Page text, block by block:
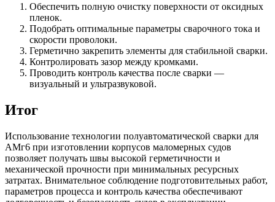
Обеспечить полную очистку поверхности от оксидных
пленок.
Подобрать оптимальные параметры сварочного тока и
скорости проволоки.
Герметично закрепить элементы для стабильной сварки.
Контролировать зазор между кромками.
Проводить контроль качества после сварки —
визуальный и ультразвуковой.
Итог
Использование технологии полуавтоматической сварки для
АМг6 при изготовлении корпусов маломерных судов
позволяет получать швы высокой герметичности и
механической прочности при минимальных ресурсных
затратах. Внимательное соблюдение подготовительных работ,
параметров процесса и контроль качества обеспечивают